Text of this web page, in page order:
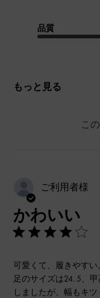
品質
もっと見る
こ
ご利用者様
かわいい
可愛くて、履きやすい
足のサイズは24. 5、
しましたが、幅もキ